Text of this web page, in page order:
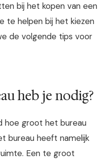
bij het kopen van een
te helpen bij het kiezen
de volgende tips voor
heb je nodig?
hoe groot het bureau
bureau heeft namelijk
Een te groot